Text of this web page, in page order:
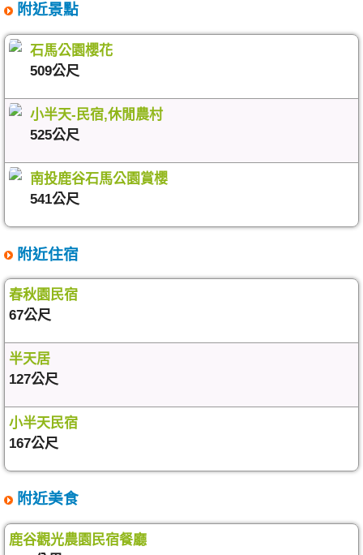
附近景點
石馬公園櫻花
509公尺
小半天-民宿,休閒農村
525公尺
南投鹿谷石馬公園賞櫻
541公尺
附近住宿
春秋園民宿
67公尺
半天居
127公尺
小半天民宿
167公尺
附近美食
鹿谷觀光農園民宿餐廳